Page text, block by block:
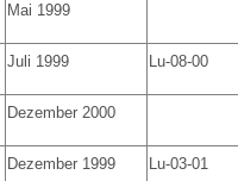
Mai 1999
Juli 1999 Lu-08-00
Dezember 2000
Dezember 1999 Lu-03-01